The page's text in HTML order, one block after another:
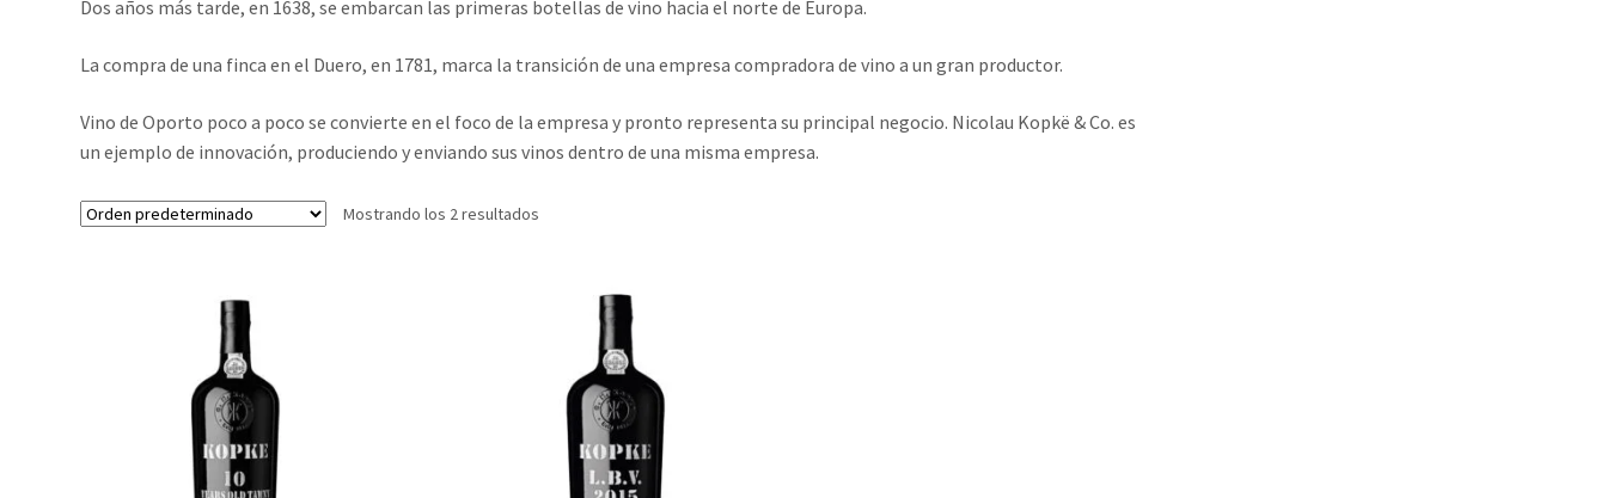
Dos años más tarde, en 1638, se embarcan las primeras botellas de vino hacia el norte de Europa.
La compra de una finca en el Duero, en 1781, marca la transición de una empresa compradora de vino a un gran productor.
Vino de Oporto poco a poco se convierte en el foco de la empresa y pronto representa su principal negocio. Nicolau Kopkë & Co. es
un ejemplo de innovación, produciendo y enviando sus vinos dentro de una misma empresa.
Mostrando los 2 resultados